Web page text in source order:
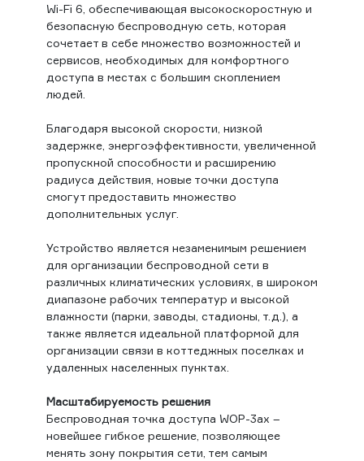
Wi-Fi 6, обеспечивающая высокоскоростную и
безопасную беспроводную сеть, которая
сочетает в себе множество возможностей и
сервисов, необходимых для комфортного
доступа в местах с большим скоплением
людей.
Благодаря высокой скорости, низкой
задержке, энергоэффективности, увеличенной
пропускной способности и расширению
радиуса действия, новые точки доступа
смогут предоставить множество
дополнительных услуг.
Устройство является незаменимым решением
для организации беспроводной сети в
различных климатических условиях, в широком
диапазоне рабочих температур и высокой
влажности (парки, заводы, стадионы, т.д.), а
также является идеальной платформой для
организации связи в коттеджных поселках и
удаленных населенных пунктах.
Масштабируемость решения
Беспроводная точка доступа WОP-3ax –
новейшее гибкое решение, позволяющее
менять зону покрытия сети, тем самым